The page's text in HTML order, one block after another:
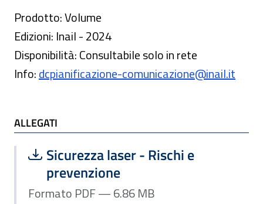
Prodotto: Volume
Edizioni: Inail - 2024
Disponibilità: Consultabile solo in rete
Info:dcpianificazione-comunicazione@inail.it
ALLEGATI
Scarica file:
Sicurezza laser - Rischi e
prevenzione
Formato PDF — Dimensione 6.86 MB
Formato PDF — 6.86 MB